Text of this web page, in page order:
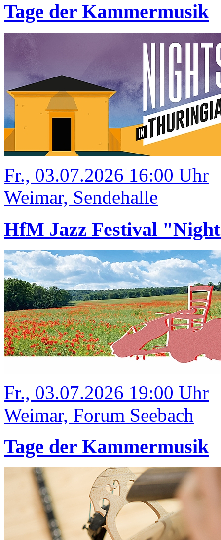
Tage der Kammermusik
Fr., 03.07.2026 16:00 Uhr
Weimar, Sendehalle
HfM Jazz Festival
Fr., 03.07.2026 19:00 Uhr
Weimar, Forum Seebach
Tage der Kammermusik